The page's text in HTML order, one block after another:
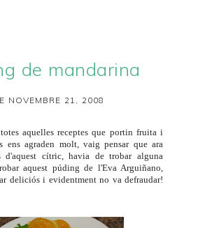
de mandarina
NOVEMBRE 21, 2008
aquelles receptes que portin fruita i
ens agraden molt, vaig pensar que ara
d'aquest cítric, havia de trobar alguna
aquest púding de l'Eva Arguiñano,
deliciós i evidentment no va defraudar!